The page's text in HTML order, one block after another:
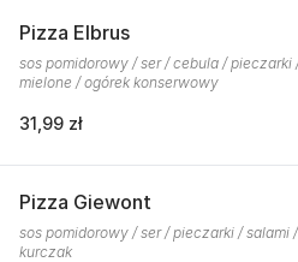
Pizza Elbrus
sos pomidorowy / ser / cebula / pieczarki
mielone / ogórek konserwowy
31,99 zł
Pizza Giewont
sos pomidorowy / ser / pieczarki / salami
kurczak